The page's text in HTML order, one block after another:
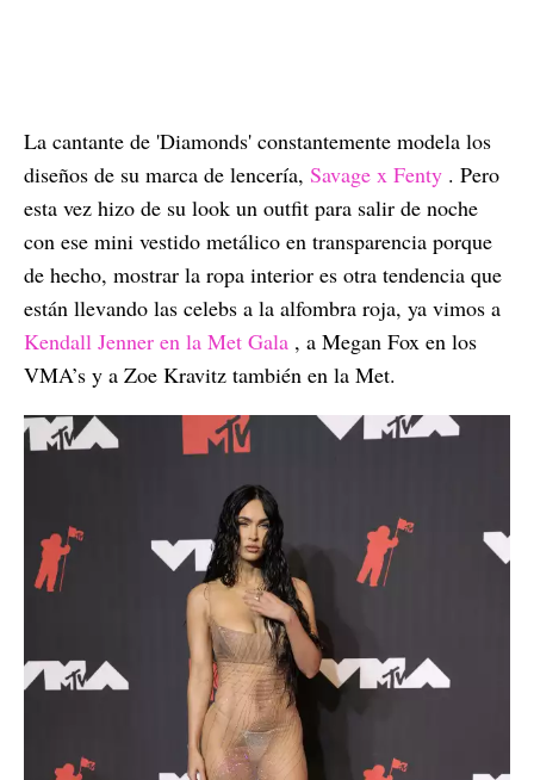
La cantante de 'Diamonds' constantemente modela los
diseños de su marca de lencería, Savage x Fenty . Pero
esta vez hizo de su look un outfit para salir de noche
con ese mini vestido metálico en transparencia porque
de hecho, mostrar la ropa interior es otra tendencia que
están llevando las celebs a la alfombra roja, ya vimos a
Kendall Jenner en la Met Gala , a Megan Fox en los
VMA’s y a Zoe Kravitz también en la Met.